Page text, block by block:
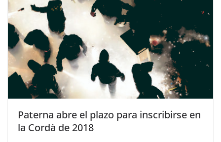
Paterna abre el plazo para inscribirse en
la Cordà de 2018